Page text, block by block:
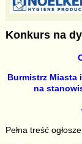
Konkurs na
Burmistrz Miasta
na
Pełna treść